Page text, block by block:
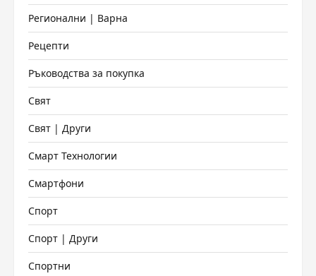
Регионални | Варна
Рецепти
Ръководства за покупка
Свят
Свят | Други
Смарт Технологии
Смартфони
Спорт
Спорт | Други
Спортни